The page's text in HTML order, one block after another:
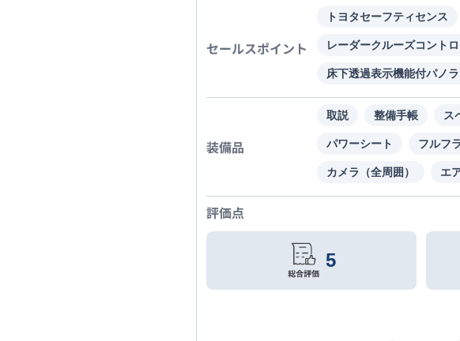
セールスポイント
トヨタセーフティセンス
レーダークルーズコント
床下透過表示機能付パノ
装備品
取説 整備手帳 ス
パワーシート フルフ
カメラ（全周囲） エ
評価点
5